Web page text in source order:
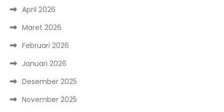
April 2026
Maret 2026
Februari 2026
Januari 2026
Desember 2025
November 2025